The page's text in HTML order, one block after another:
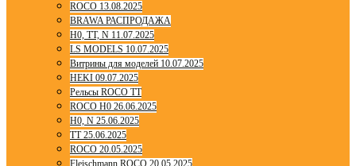
ROCO 13.08.2025
BRAWA РАСПРОДАЖА
H0, TT, N 11.07.2025
LS MODELS 10.07.2025
Витрины для моделей 10.07.2025
HEKI 09.07.2025
Рельсы ROCO TT
ROCO H0 26.06.2025
H0, N 25.06.2025
TT 25.06.2025
ROCO 20.05.2025
Fleischmann ROCO 20.05.2025